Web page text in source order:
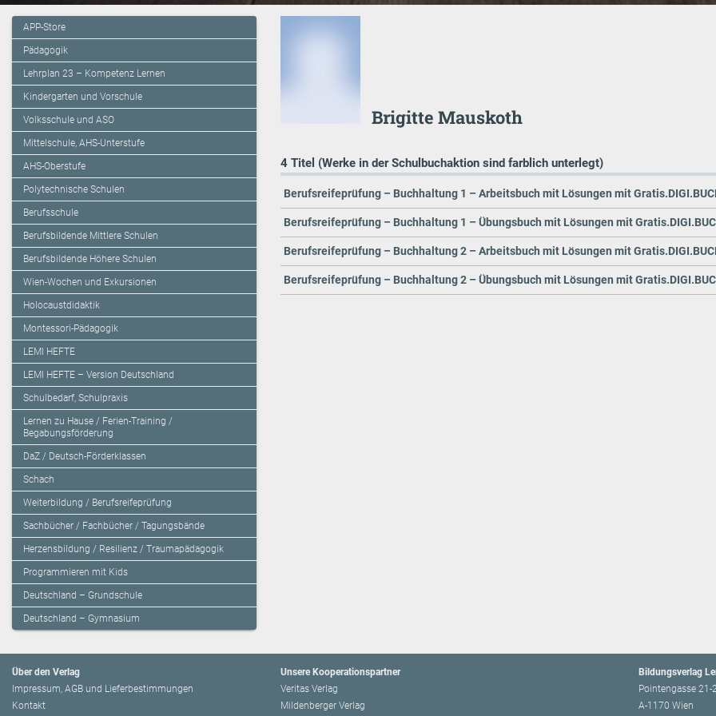
APP-Store
Pädagogik
Lehrplan 23 – Kompetenz Lernen
Kindergarten und Vorschule
Volksschule und ASO
Mittelschule, AHS-Unterstufe
AHS-Oberstufe
Polytechnische Schulen
Berufsschule
Berufsbildende Mittlere Schulen
Berufsbildende Höhere Schulen
Wien-Wochen und Exkursionen
Holocaustdidaktik
Montessori-Pädagogik
LEMI HEFTE
LEMI HEFTE – Version Deutschland
Schulbedarf, Schulpraxis
Lernen zu Hause / Ferien-Training /
Begabungsförderung
DaZ / Deutsch-Förderklassen
Schach
Weiterbildung / Berufsreifeprüfung
Sachbücher / Fachbücher / Tagungsbände
Herzensbildung / Resilienz / Traumapädagogik
Programmieren mit Kids
Deutschland – Grundschule
Deutschland – Gymnasium
Brigitte Mauskoth
4 Titel (Werke in der Schulbuchaktion sind farblich unterlegt)
Berufsreifeprüfung – Buchhaltung 1 – Arbeitsbuch mit Lösungen mit
Berufsreifeprüfung – Buchhaltung 1 – Übungsbuch mit Lösungen mit
Berufsreifeprüfung – Buchhaltung 2 – Arbeitsbuch mit Lösungen mit
Berufsreifeprüfung – Buchhaltung 2 – Übungsbuch mit Lösungen mit
Über den Verlag
Impressum, AGB und Lieferbestimmungen
Kontakt
Unsere Kooperationspartner
Veritas Verlag
Mildenberger Verlag
Bildungsverlag
Pointengasse 21-
A-1170 Wien